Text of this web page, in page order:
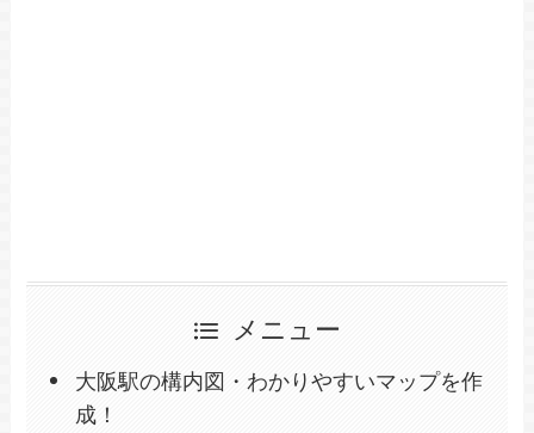
メニュー
大阪駅の構内図・わかりやすいマップを作
成！